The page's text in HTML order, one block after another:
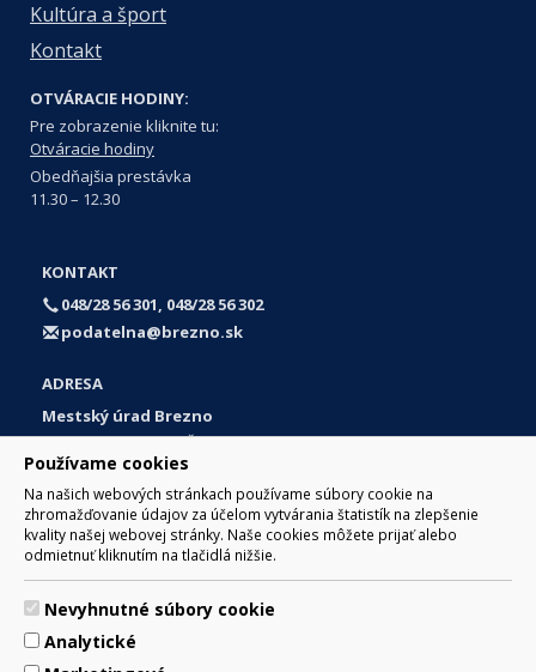
Používame cookies
Na našich webových stránkach používame súbory cookie na
zhromažďovanie údajov za účelom vytvárania štatistík na zlepšenie
kvality našej webovej stránky. Naše cookies môžete prijať alebo
odmietnuť kliknutím na tlačidlá nižšie.
Nevyhnutné súbory cookie
Analytické
Kultúra a šport
Kontakt
OTVÁRACIE HODINY:
Pre zobrazenie kliknite tu:
Otváracie hodiny
Obedňajšia prestávka
11.30 – 12.30
KONTAKT
048/28 56 301, 048/28 56 302
podatelna@brezno.sk
ADRESA
Mestský úrad Brezno
Námestie gen. M. R. Štefánika 1
977 01 Brezno
Slovakia (Slovak Republic)
© 2017 Mesto Brezno, Námestie gen. M. R. Štefánika 1, Brezno
977 01 Tel.: 048/28 56 301, 048/28 56 302 Email: